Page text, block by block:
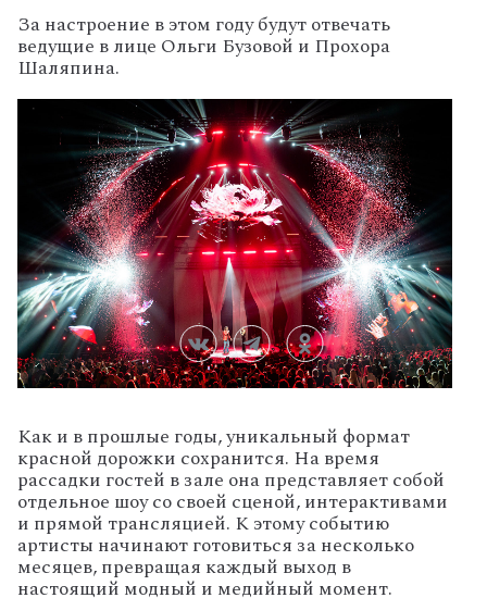
За настроение в этом году будут отвечать
ведущие в лице Ольги Бузовой и Прохора
Шаляпина.
Как и в прошлые годы, уникальный формат
красной дорожки сохранится. На время
рассадки гостей в зале она представляет собой
отдельное шоу со своей сценой, интерактивами
и прямой трансляцией. К этому событию
артисты начинают готовиться за несколько
месяцев, превращая каждый выход в
настоящий модный и медийный момент.